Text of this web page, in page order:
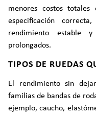
menores costos
especificación
rendimiento estable
prolongados.
TIPOS DE RUEDAS
El rendimiento sin
familias de bandas de
ejemplo, caucho,